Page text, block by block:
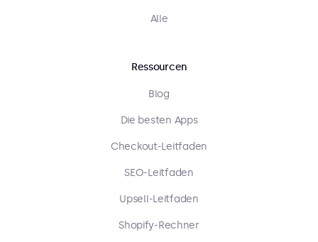
Alle
Ressourcen
Blog
Die besten Apps
Checkout-Leitfaden
SEO-Leitfaden
Upsell-Leitfaden
Shopify-Rechner